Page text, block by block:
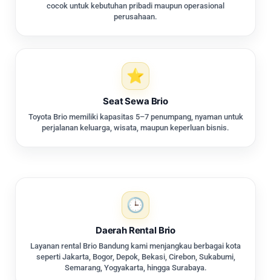
cocok untuk kebutuhan pribadi maupun operasional
perusahaan.
Seat Sewa Brio
Toyota Brio memiliki kapasitas 5–7 penumpang, nyaman untuk
perjalanan keluarga, wisata, maupun keperluan bisnis.
Daerah Rental Brio
Layanan rental Brio Bandung kami menjangkau berbagai kota
seperti Jakarta, Bogor, Depok, Bekasi, Cirebon, Sukabumi,
Semarang, Yogyakarta, hingga Surabaya.